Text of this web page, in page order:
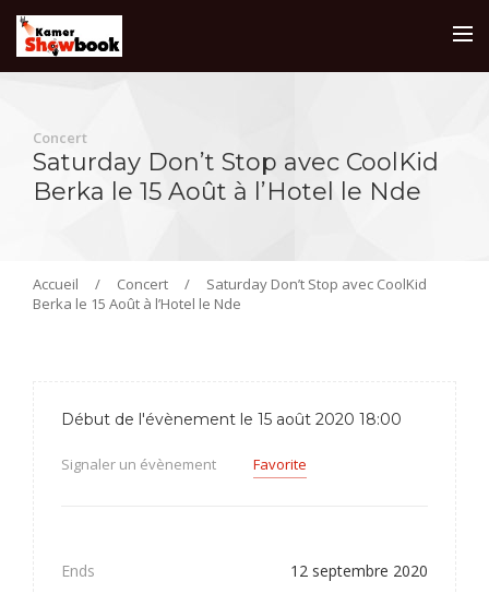
Concert
Saturday Don’t Stop avec CoolKid
Berka le 15 Août à l’Hotel le Nde
Accueil / Concert /
Saturday Don’t Stop avec CoolKid
Berka le 15 Août à l’Hotel le Nde
Début de l'évènement le 15 août 2020 18:00
Signaler un évènement Favorite
Ends 12 septembre 2020